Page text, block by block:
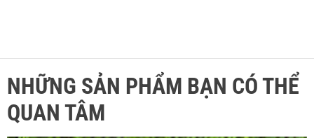
NHỮNG SẢN PHẨM BẠN CÓ THỂ
QUAN TÂM